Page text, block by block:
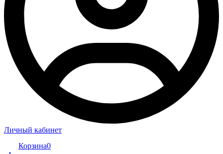
Личный кабинет
Корзина0